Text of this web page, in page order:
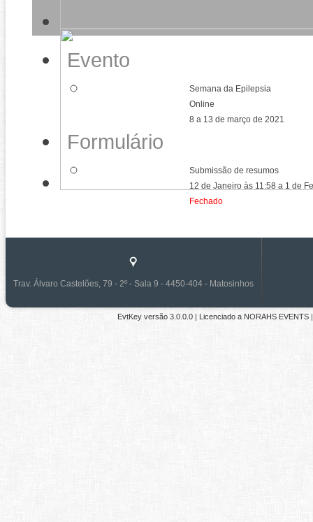
Evento
Semana da Epilepsia
Online
8 a 13 de março de 2021
Formulário
Submissão de resumos
12 de Janeiro às 11:58 a 1 de
Fechado
Trav. Álvaro Castelões, 79 - 2º - Sala 9 - 4450-404 - Matosinhos
EvtKey versão 3.0.0.0| Licenciado a NORAHS EVENTS